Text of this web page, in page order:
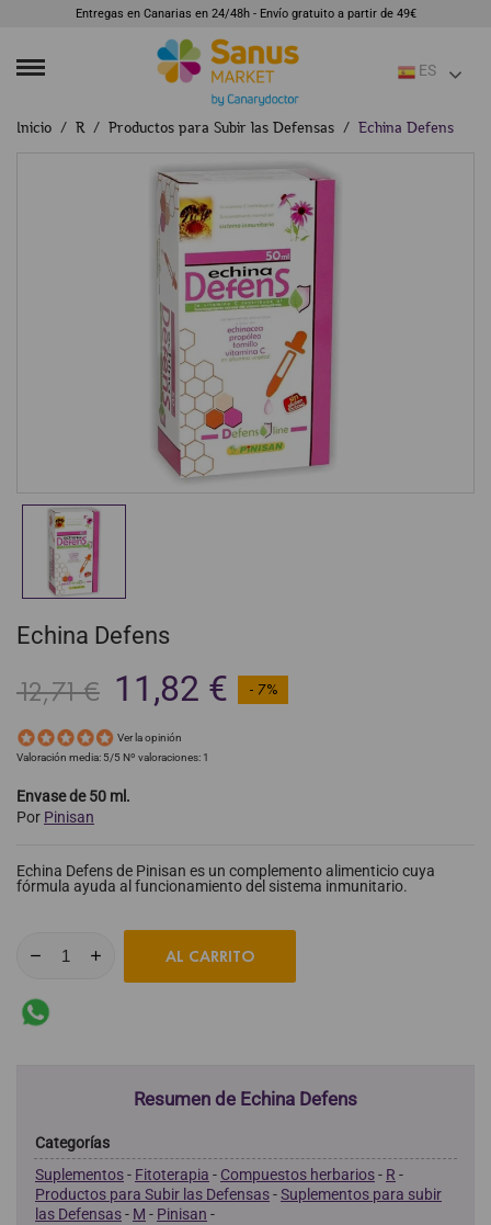
Entregas en Canarias en 24/48h - Envío gratuito a partir de 49€
ES
Inicio R Productos para Subir las Defensas Echina Defens
Echina Defens
12,71 € 11,82 € - 7%
Ver la opinión
Valoración media: 5/5 Nº valoraciones: 1
Envase de 50 ml.
Por Pinisan
Echina Defens de Pinisan es un complemento alimenticio cuya
fórmula ayuda al funcionamiento del sistema inmunitario.
AL CARRITO
Resumen de Echina Defens
Categorías
Suplementos- Fitoterapia - Compuestos herbarios- R -
Productos para Subir las Defensas-Suplementos para subir
las Defensas- M - Pinisan -